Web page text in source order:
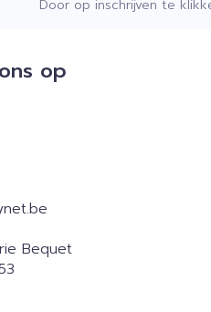
Door op inschrijven te
op
Bequet